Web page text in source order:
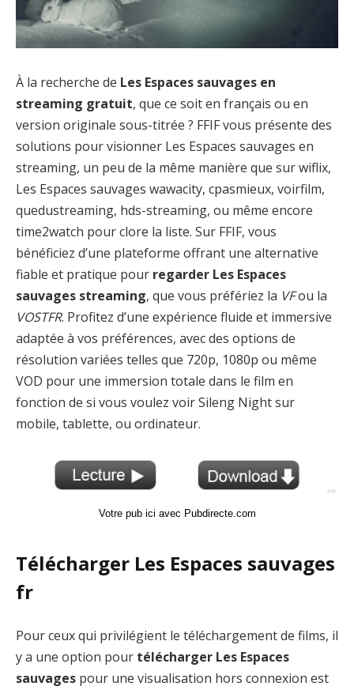
À la recherche de Les Espaces sauvages en
streaming gratuit, que ce soit en français ou en
version originale sous-titrée ? FFIF vous présente des
solutions pour visionner Les Espaces sauvages en
streaming, un peu de la même manière que sur wiflix,
Les Espaces sauvages wawacity, cpasmieux, voirfilm,
quedustreaming, hds-streaming, ou même encore
time2watch pour clore la liste. Sur FFIF, vous
bénéficiez d’une plateforme offrant une alternative
fiable et pratique pour regarder Les Espaces
sauvages streaming, que vous préfériez la VFou la
VOSTFR. Profitez d’une expérience fluide et immersive
adaptée à vos préférences, avec des options de
résolution variées telles que 720p, 1080p ou même
VOD pour une immersion totale dans le film en
fonction de si vous voulez voir Sileng Night sur
mobile, tablette, ou ordinateur.
Votre pub ici avec Pubdirecte.com
Télécharger Les Espaces sauvages
fr
Pour ceux qui privilégient le téléchargement de films, il
y a une option pour télécharger Les Espaces
sauvages pour une visualisation hors connexion est